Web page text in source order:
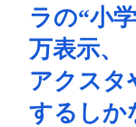
ラの“小
万表示、
アクスタ
するしか